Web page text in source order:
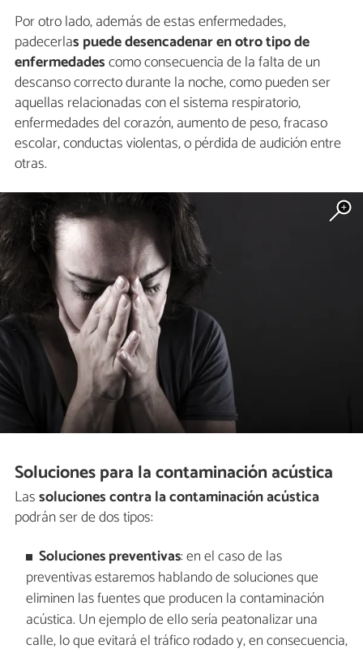
Por otro lado, además de estas enfermedades,
padecerlas puede desencadenar en otro tipo de
enfermedadescomo consecuencia de la falta de un
descanso correcto durante la noche, como pueden ser
aquellas relacionadas con el sistema respiratorio,
enfermedades del corazón, aumento de peso, fracaso
escolar, conductas violentas, o pérdida de audición entre
otras.
Soluciones para la contaminación acústica
Lassoluciones contra la contaminación acústica
podrán ser de dos tipos:
Soluciones preventivas: en el caso de las
preventivas estaremos hablando de soluciones que
eliminen las fuentes que producen la contaminación
acústica. Un ejemplo de ello sería peatonalizar una
calle, lo que evitará el tráfico rodado y, en consecuencia,